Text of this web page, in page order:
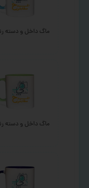
ماگ داخل و دسته
ماگ داخل و دسته